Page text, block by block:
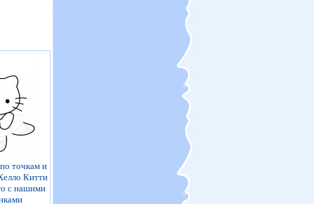
точкам и
Китти
с нашими